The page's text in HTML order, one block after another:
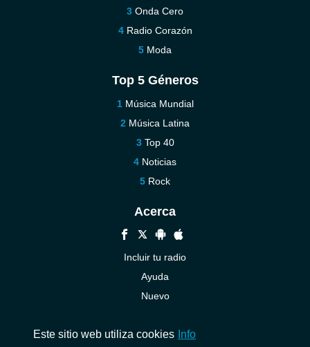
Onda Cero
Radio Corazón
Moda
Top 5 Géneros
Música Mundial
Música Latina
Top 40
Noticias
Rock
Acerca
Incluir tu radio
Ayuda
Nuevo
Este sitio web utiliza cookies Info